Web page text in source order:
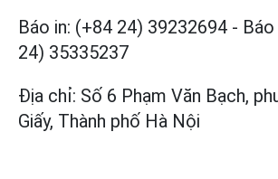
Báo in: (+84 24) 39232694 -
24) 35335237
Địa chỉ: Số 6 Phạm Văn Bạch,
Giấy, Thành phố Hà Nội